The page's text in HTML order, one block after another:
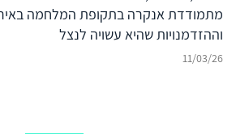
במרחב הסוני
מתמודדת אנקרה בתקופת המלחמה
וההזדמנויות שהיא עשויה לנצל
11/03/26